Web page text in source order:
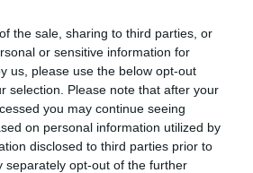
the sale, sharing to third parties, or
or sensitive information for
us, please use the below opt-out
selection. Please note that after your
you may continue seeing
on personal information utilized by
disclosed to third parties prior to
separately opt-out of the further
ο αριθμός των
που πολεμούν για το Κίεβο